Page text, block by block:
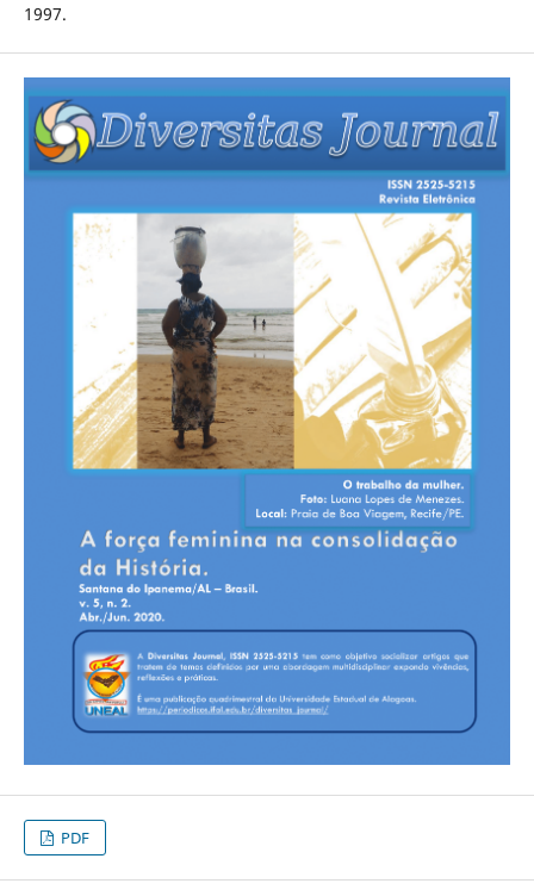
1997.
PDF